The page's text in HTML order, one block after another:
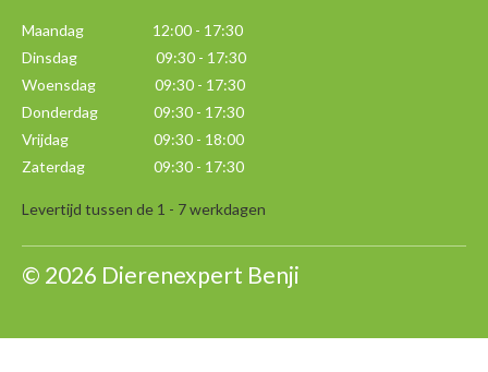
Maandag 12:00 - 17:30
Dinsdag 09:30 - 17:30
Woensdag 09:30 - 17:30
Donderdag 09:30 - 17:30
Vrijdag 09:30 - 18:00
Zaterdag 09:30 - 17:30
Levertijd tussen de 1 - 7 werkdagen
© 2026 Dierenexpert Benji